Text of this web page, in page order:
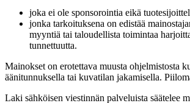
joka ei ole sponsorointia eikä
jonka tarkoituksena on edistää
myyntiä tai taloudellista toimintaa
tunnettuutta.
Mainokset on erotettava muusta ohjelmistosta
äänitunnuksella tai kuvatilan jakamisella.
Laki sähköisen viestinnän palveluista säätelee